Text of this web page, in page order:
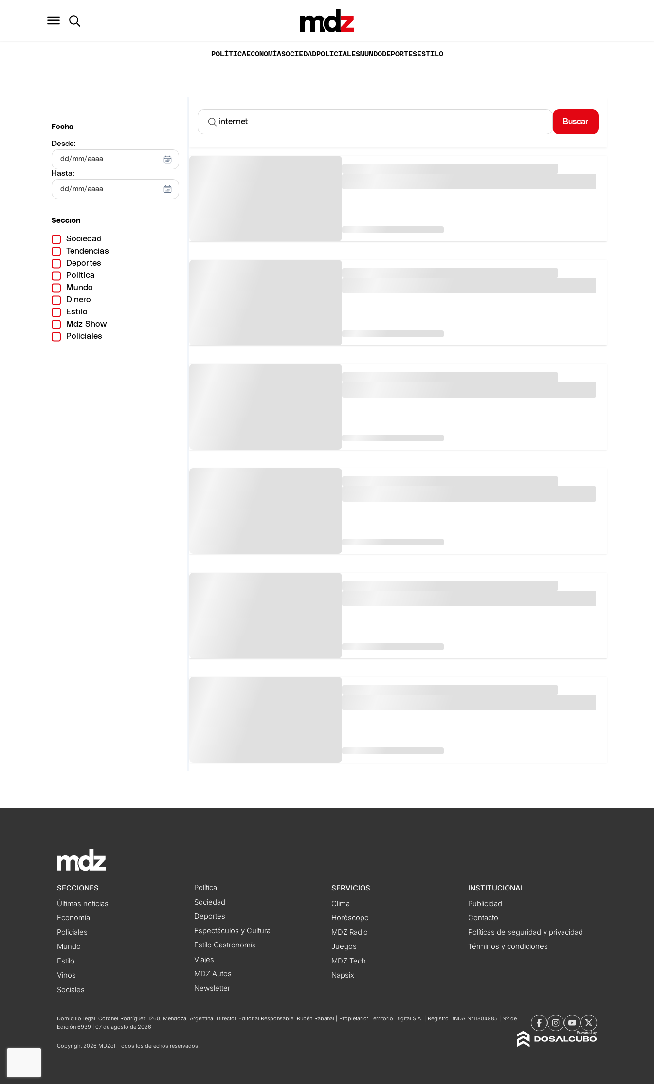
POLÍTICAECONOMÍASOCIEDADPOLICIALESMUNDODEPORTESESTILO
Fecha
Desde:
Hasta:
Sección
Sociedad
Tendencias
Deportes
Política
Mundo
Dinero
Estilo
Mdz Show
Policiales
Buscar
SECCIONES
Últimas noticias
Economía
Policiales
Mundo
Estilo
Vinos
Sociales
Política
Sociedad
Deportes
Espectáculos y Cultura
Estilo Gastronomía
Viajes
MDZ Autos
Newsletter
SERVICIOS
Clima
Horóscopo
MDZ Radio
Juegos
MDZ Tech
Napsix
INSTITUCIONAL
Publicidad
Contacto
Políticas de seguridad y privacidad
Términos y condiciones
Domicilio legal: Coronel Rodríguez 1260, Mendoza, Argentina. Director Editorial Responsable: Rubén Rabanal | Propietario: Territorio Digital S.A. | Registro DNDA N°11804985 | Nº de
Edición 6939 | 07 de agosto de 2026
Copyright 2026 MDZol. Todos los derechos reservados.